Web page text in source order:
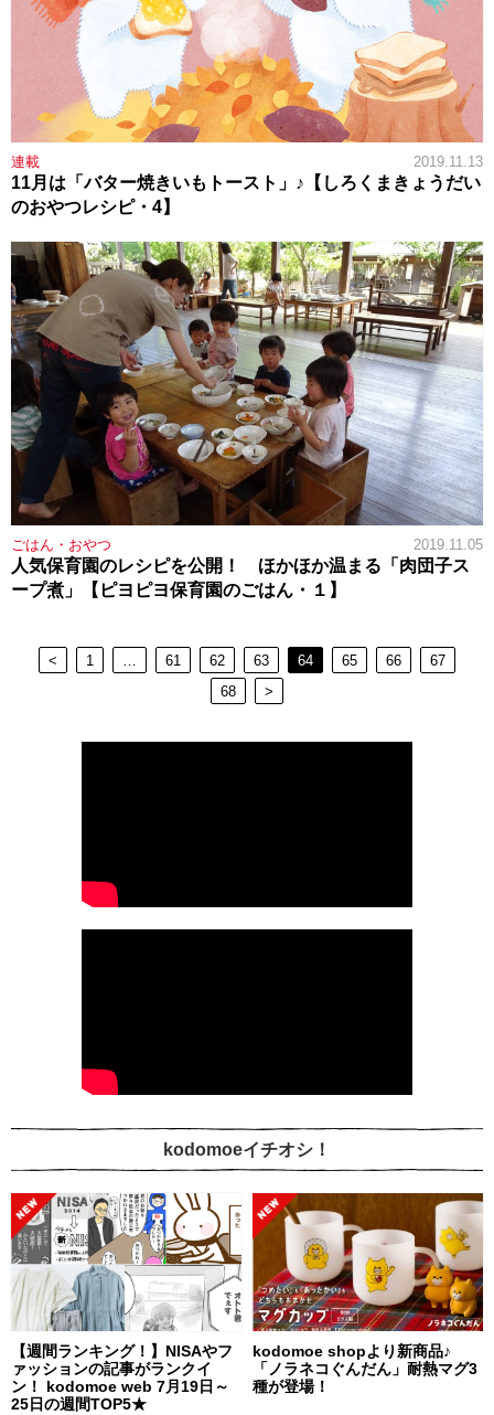
連載 2019.11.13
11月は「バター焼きいもトースト」♪【しろくまきょうだい
のおやつレシピ・4】
ごはん・おやつ 2019.11.05
人気保育園のレシピを公開！ ほかほか温まる「肉団子ス
ープ煮」【ピヨピヨ保育園のごはん・１】
< 1 61 62 63 64 65 66
67
68
>
kodomoeイチオシ！
【週間ランキング！】NISAやフ
ァッションの記事がランクイ
ン！ kodomoe web 7月19日～
25日の週間TOP5★
kodomoe shopより新商品♪
「ノラネコぐんだん」耐熱マグ3
種が登場！